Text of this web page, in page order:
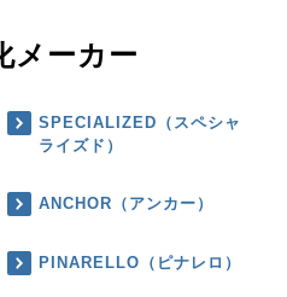
メーカー
SPECIALIZED（スペシャ
ライズド）
ANCHOR（アンカー）
PINARELLO（ピナレロ）